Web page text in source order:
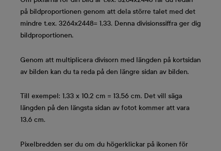
på bildproportionen genom att dela större talet med det
mindre t.ex. 3264x2448= 1,33. Denna divisionssiffra ger dig
bildproportionen.
Genom att multiplicera divisorn med längden på kortsidan
av bilden kan du ta reda på den längre sidan av bilden.
Till exempel: 1,33 x 10,2 cm = 13,56 cm. Det vill säga
längden på den längsta sidan av fotot kommer att vara
13,6 cm.
Pixelbredden ser du om du högerklickar på ikonen för